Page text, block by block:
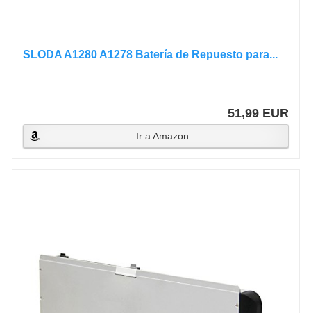
SLODA A1280 A1278 Batería de Repuesto para...
51,99 EUR
Ir a Amazon